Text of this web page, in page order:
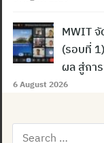
MWIT
(รอบที่
ผล สู่กา
6 August 2026
Search